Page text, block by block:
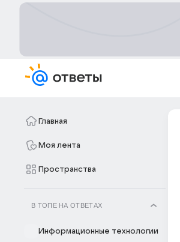
Главная
Моя лента
Пространства
В ТОПЕ НА ОТВЕТАХ
Информационные технологии